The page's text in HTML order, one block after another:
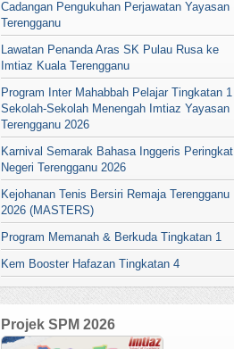
Cadangan Pengukuhan Perjawatan Yayasan
Terengganu
Lawatan Penanda Aras SK Pulau Rusa ke
Imtiaz Kuala Terengganu
Program Inter Mahabbah Pelajar Tingkatan 1
Sekolah-Sekolah Menengah Imtiaz Yayasan
Terengganu 2026
Karnival Semarak Bahasa Inggeris Peringkat
Negeri Terengganu 2026
Kejohanan Tenis Bersiri Remaja Terengganu
2026 (MASTERS)
Program Memanah & Berkuda Tingkatan 1
Kem Booster Hafazan Tingkatan 4
Projek SPM 2026